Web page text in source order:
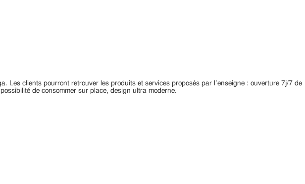
Les clients pourront retrouver les produits et services proposés par l’enseigne : ouverture 7j/7 de
de consommer sur place, design ultra moderne.